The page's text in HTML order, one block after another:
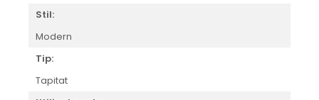
Stil:
Modern
Tip:
Tapitat